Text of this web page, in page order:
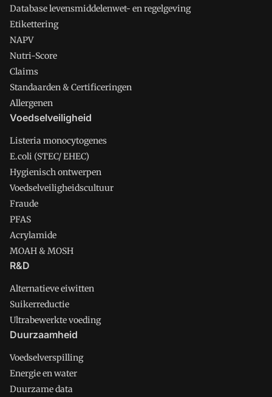
Database levensmiddelenwet- en regelgeving
Etikettering
NAPV
Nutri-Score
Claims
Standaarden & Certificeringen
Allergenen
Voedselveiligheid
Listeria monocytogenes
E.coli (STEC/ EHEC)
Hygienisch ontwerpen
Voedselveiligheidscultuur
Fraude
PFAS
Acrylamide
MOAH & MOSH
R&D
Alternatieve eiwitten
Suikerreductie
Ultrabewerkte voeding
Duurzaamheid
Voedselverspilling
Energie en water
Duurzame data